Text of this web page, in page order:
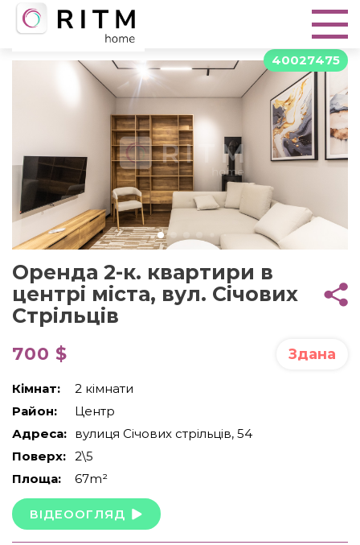
40027475
Оренда 2-к. квартири в
центрі міста, вул. Січових
Стрільців
700 $ Здана
Кімнат:
2 кімнати
Район:
Центр
Адреса: вулиця Січових стрільців, 54
Поверх: 2\5
Площа:
67m²
ВІДЕООГЛЯД